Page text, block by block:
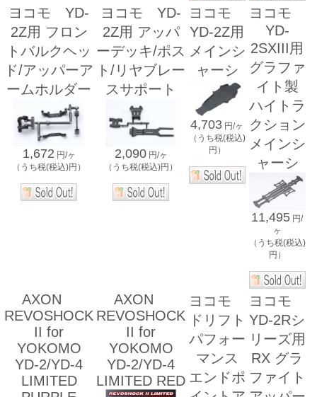
ヨコモ YD-
2Z用 フロン
トバルクヘッ
ド/アッパーア
ームホルダー
1,672 円/ヶ
（うち税(税込)円）
ヨコモ YD-
2Z用 アッパ
ーデッキ/ポス
ト/リヤブレー
スサポート
2,090 円/ヶ
（うち税(税込)円）
ヨコモ
YD-2Z用
メインシ
ャーシ
4,703 円/ヶ
（うち税(税込)
円）
ヨコモ
YD-
2SXIII用
グラファ
イト製
ハイトラ
クション
メインシ
ャーシ
11,495 円/
ヶ
（うち税(税込)
円）
AXON
REVOSHOCK
II for
YOKOMO
YD-2/YD-4
LIMITED
AXON
REVOSHOCK
II for
YOKOMO
YD-2/YD-4
LIMITED RED
ヨコモ
ドリフト
パフォー
マンス
エンドポ
ヨコモ
YD-2Rシ
リーズ用
RX グラ
ファイト